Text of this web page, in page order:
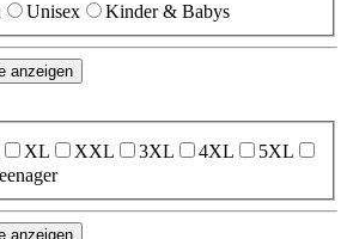
Unisex Kinder & Babys
anzeigen
XL XXL 3XL 4XL
5XL
anzeigen